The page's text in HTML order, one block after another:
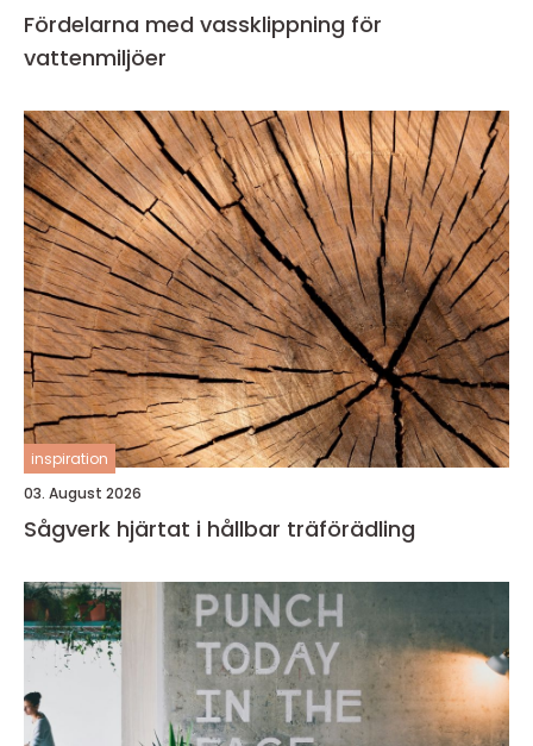
Fördelarna med vassklippning för
vattenmiljöer
inspiration
03. August 2026
Sågverk hjärtat i hållbar träförädling